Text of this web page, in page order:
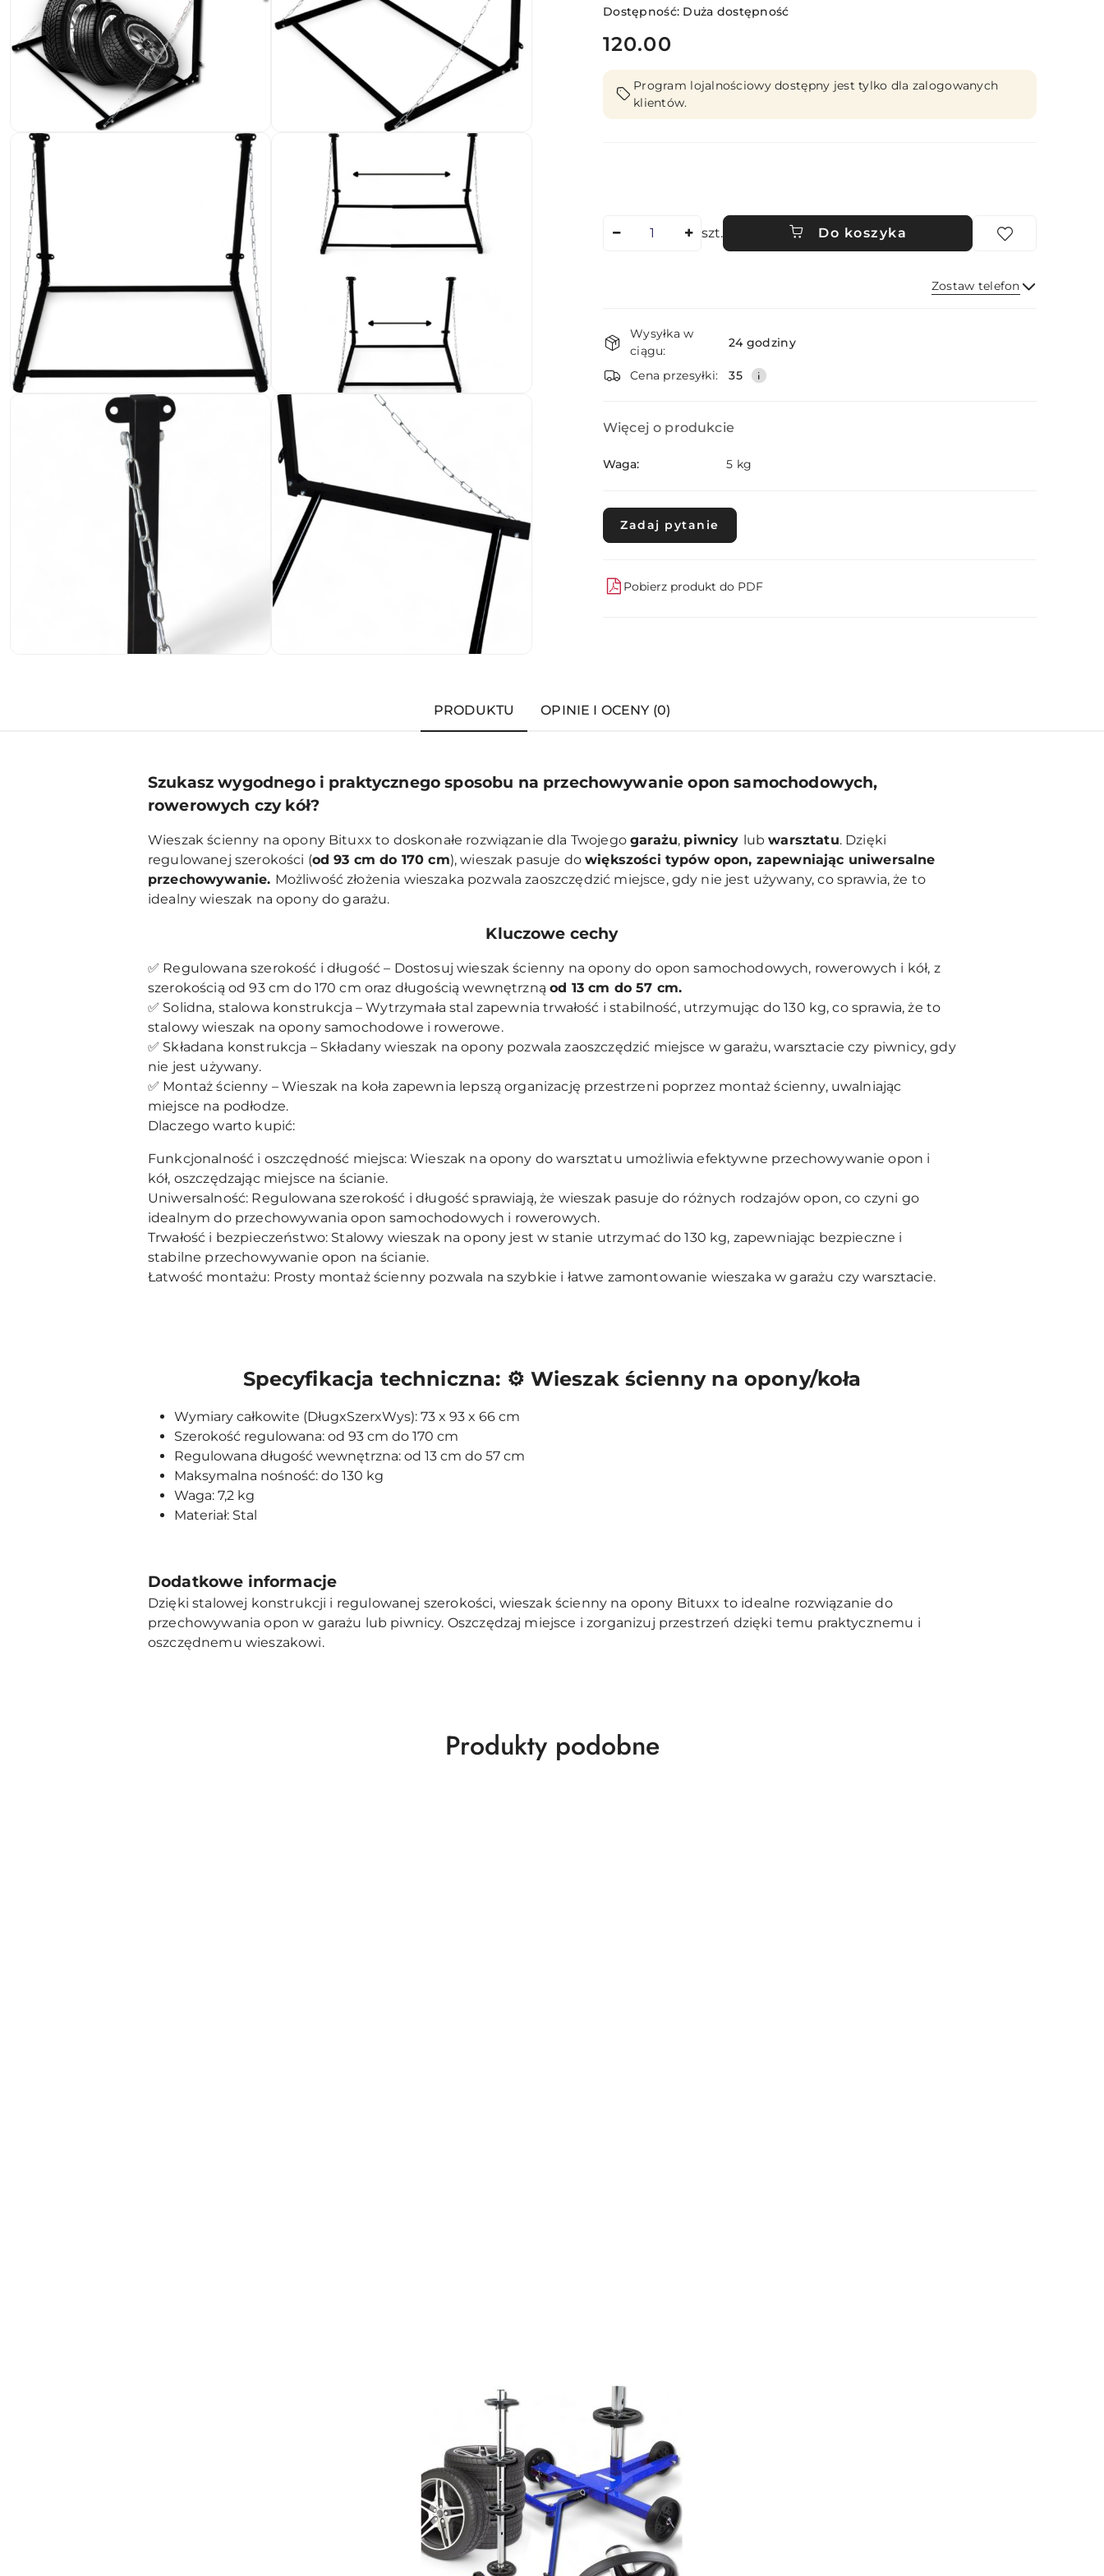
Dostępność: Duża dostępność
cena:
120.00
Program lojalnościowy dostępny jest tylko dla zalogowanych
klientów.
szt. Do koszyka
Zostaw telefon
Dostępność
i
dostawa
Wysyłka w
ciągu:
24 godziny
Cena przesyłki: 35
Więcej o produkcie
Waga: 5 kg
Zadaj pytanie
Pobierz produkt do PDF
PRODUKTU OPINIE I OCENY (0)
Szukasz wygodnego i praktycznego sposobu na przechowywanie opon samochodowych,
rowerowych czy kół?
Wieszak ścienny na opony Bituxx to doskonałe rozwiązanie dla Twojegogarażu, piwnicy lubwarsztatu. Dzięki
regulowanej szerokości (od 93 cm do 170 cm), wieszak pasuje dowiększości typów opon, zapewniając uniwersalne
przechowywanie. Możliwość złożenia wieszaka pozwala zaoszczędzić miejsce, gdy nie jest używany, co sprawia, że to
idealny wieszak na opony do garażu.
Kluczowe cechy
✅ Regulowana szerokość i długość – Dostosuj wieszak ścienny na opony do opon samochodowych, rowerowych i kół, z
szerokością od 93 cm do 170 cm oraz długością wewnętrznąod 13 cm do 57 cm.
✅ Solidna, stalowa konstrukcja – Wytrzymała stal zapewnia trwałość i stabilność, utrzymując do 130 kg, co sprawia, że to
stalowy wieszak na opony samochodowe i rowerowe.
✅ Składana konstrukcja – Składany wieszak na opony pozwala zaoszczędzić miejsce w garażu, warsztacie czy piwnicy, gdy
nie jest używany.
✅ Montaż ścienny – Wieszak na koła zapewnia lepszą organizację przestrzeni poprzez montaż ścienny, uwalniając
miejsce na podłodze.
Dlaczego warto kupić:
Funkcjonalność i oszczędność miejsca: Wieszak na opony do warsztatu umożliwia efektywne przechowywanie opon i
kół, oszczędzając miejsce na ścianie.
Uniwersalność: Regulowana szerokość i długość sprawiają, że wieszak pasuje do różnych rodzajów opon, co czyni go
idealnym do przechowywania opon samochodowych i rowerowych.
Trwałość i bezpieczeństwo: Stalowy wieszak na opony jest w stanie utrzymać do 130 kg, zapewniając bezpieczne i
stabilne przechowywanie opon na ścianie.
Łatwość montażu: Prosty montaż ścienny pozwala na szybkie i łatwe zamontowanie wieszaka w garażu czy warsztacie.
Specyfikacja techniczna: ⚙️ Wieszak ścienny na opony/koła
Wymiary całkowite (DługxSzerxWys): 73 x 93 x 66 cm
Szerokość regulowana: od 93 cm do 170 cm
Regulowana długość wewnętrzna: od 13 cm do 57 cm
Maksymalna nośność: do 130 kg
Waga: 7,2 kg
Materiał: Stal
Dodatkowe informacje
Dzięki stalowej konstrukcji i regulowanej szerokości, wieszak ścienny na opony Bituxx to idealne rozwiązanie do
przechowywania opon w garażu lub piwnicy. Oszczędzaj miejsce i zorganizuj przestrzeń dzięki temu praktycznemu i
oszczędnemu wieszakowi.
Produkty
Produkty podobne